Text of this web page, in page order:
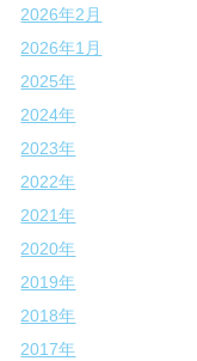
2026年2月
2026年1月
2025年
2024年
2023年
2022年
2021年
2020年
2019年
2018年
2017年